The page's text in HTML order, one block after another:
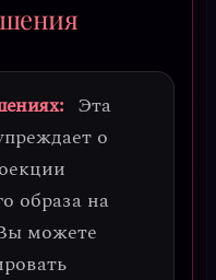
Эта
о
образа на
можете